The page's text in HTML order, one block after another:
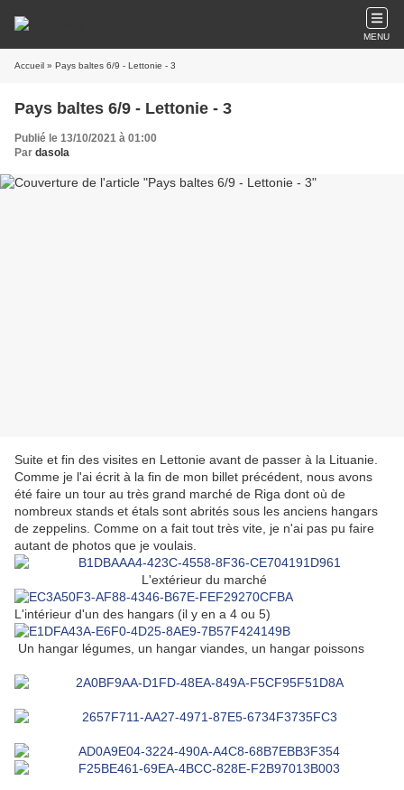
MENU
Accueil » Pays baltes 6/9 - Lettonie - 3
Pays baltes 6/9 - Lettonie - 3
Publié le 13/10/2021 à 01:00
Par dasola
Suite et fin des visites en Lettonie avant de passer à la Lituanie.
Comme je l'ai écrit à la fin de mon billet précédent, nous avons
été faire un tour au très grand marché de Riga dont où de
nombreux stands et étals sont abrités sous les anciens hangars
de zeppelins. Comme on a fait tout très vite, je n'ai pas pu faire
autant de photos que je voulais.
L'extérieur du marché
L'intérieur d'un des hangars (il y en a 4 ou 5)
Un hangar légumes, un hangar viandes, un hangar poissons